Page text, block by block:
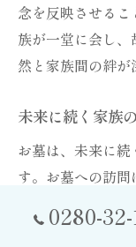
念を反映させる
族が一堂に会し
然と家族間の絆が
未来に続く家族
お墓は、未来に
す。お墓への訪
る時間を提供し
人への思いや感
0280-